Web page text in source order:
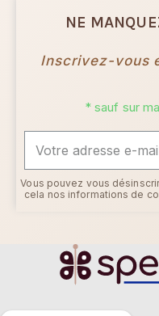
NE
Inscrivez-vous
* sauf sur
Vous pouvez vous
cela nos informations de